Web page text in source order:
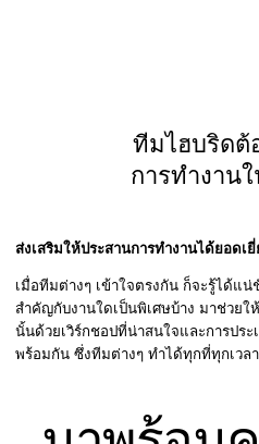
Timeline
TalkTrack
Tables
กรณีใช้งาน
เรื่องเด่น
สำรวจคู่มือ AI
สำรวจ
ทั่วไป
การระดมสมอง
ทีมไฮบริดต้
การทำงาน
ส่งเสริมให้ประสานการทำงานได้ยอดเ
เมื่อทีมต่างๆ เข้าใจตรงกัน ก็จะรู้ได้แ
สำคัญกับงานใดเป็นพิเศษบ้าง มาช่วยใ
นั้นด้วยเวิร์กชอปที่น่าสนใจและการปร
พร้อมกัน ซึ่งทีมต่างๆ ทำได้ทุกที่ทุกเวลา